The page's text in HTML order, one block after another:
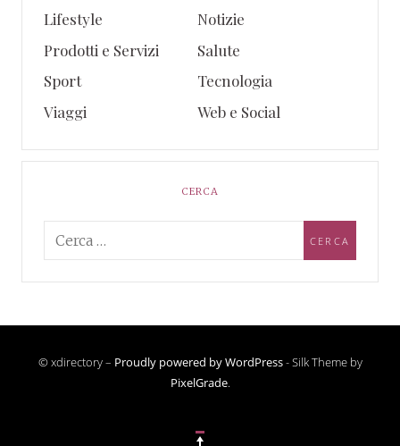
Lifestyle
Notizie
Prodotti e Servizi
Salute
Sport
Tecnologia
Viaggi
Web e Social
CERCA
© xdirectory – Proudly powered by WordPress-Silk Theme by
PixelGrade.